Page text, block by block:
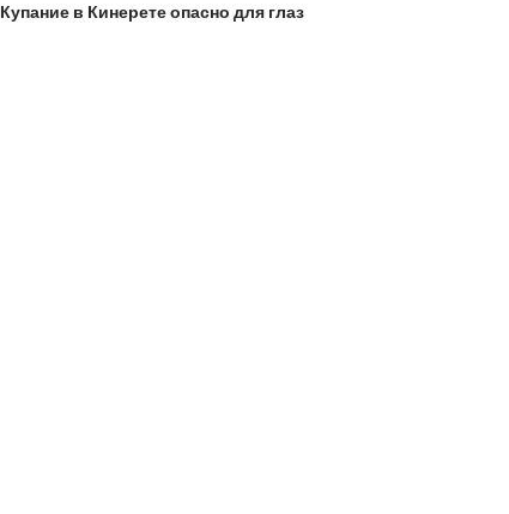
Купание в Кинерете опасно для глаз